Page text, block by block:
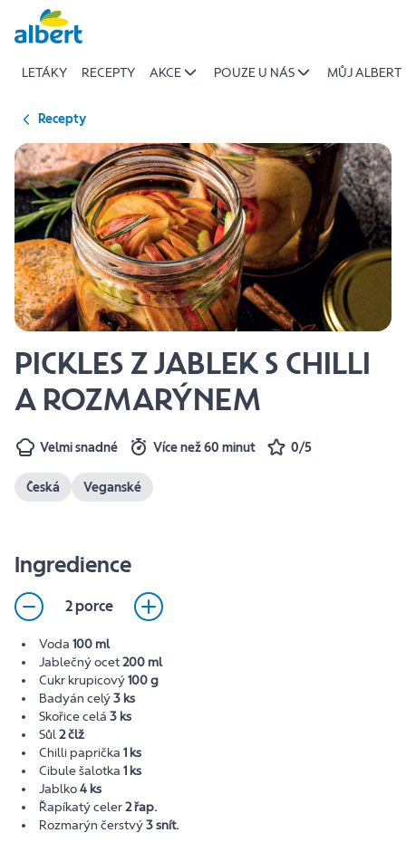
Přeskočit
LETÁKY RECEPTY AKCE POUZE U NÁS MŮJ ALBERT
Recepty
PICKLES Z JABLEK S CHILLI
A ROZMARÝNEM
Velmi snadné Více než 60 minut 0/5
Česká Veganské
Ingredience
2 porce
Voda 100 ml
Jablečný ocet200 ml
Cukr krupicový100 g
Badyán celý3 ks
Skořice celá 3 ks
Sůl2 člž
Chilli paprička 1 ks
Cibule šalotka 1 ks
Jablko4 ks
Řapíkatý celer2 řap.
Rozmarýn čerstvý3 snít.